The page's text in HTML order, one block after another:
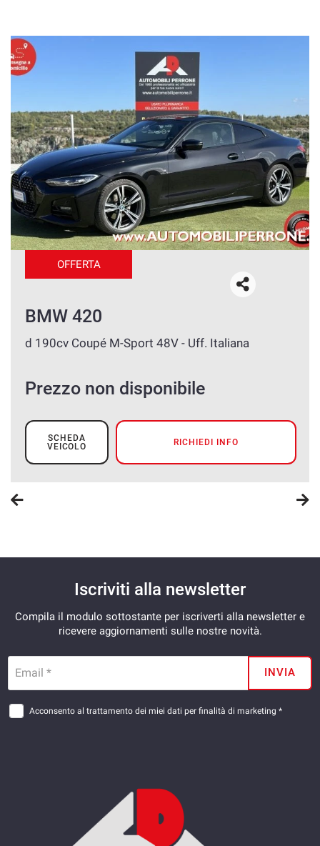
OFFERTA
BMW 420
d 190cv Coupé M-Sport 48V - Uff. Italiana
Prezzo non disponibile
SCHEDA
VEICOLO
RICHIEDI INFO
Iscriviti alla newsletter
Compila il modulo sottostante per iscriverti alla newsletter e
ricevere aggiornamenti sulle nostre novità.
Email * INVIA
Acconsento al trattamento dei miei dati per finalità di marketing *